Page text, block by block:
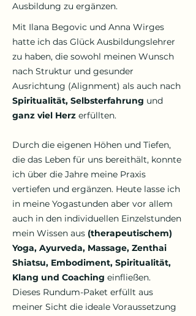
Ausbildung zu ergänzen.
Mit Ilana Begovic und Anna Wirges
hatte ich das Glück Ausbildungslehrer
zu haben, die sowohl meinen Wunsch
nach Struktur und gesunder
Ausrichtung (Alignment) als auch nach
Spiritualität, Selbsterfahrung und
ganz viel Herz erfüllten.
Durch die eigenen Höhen und Tiefen,
die das Leben für uns bereithält, konnte
ich über die Jahre meine Praxis
vertiefen und ergänzen. Heute lasse ich
in meine Yogastunden aber vor allem
auch in den individuellen Einzelstunden
mein Wissen aus (therapeutischem)
Yoga, Ayurveda, Massage, Zenthai
Shiatsu, Embodiment, Spiritualität,
Klang und Coaching einfließen.
Dieses Rundum-Paket erfüllt aus
meiner Sicht die ideale Voraussetzung